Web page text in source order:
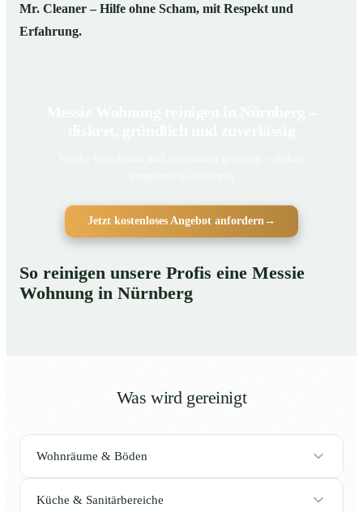
Mr. Cleaner – Hilfe ohne Scham, mit Respekt und
Erfahrung.
Jetzt kostenloses Angebot anfordern→
So reinigen unsere Profis eine Messie
Wohnung in Nürnberg
Was wird gereinigt
Wohnräume & Böden
Küche & Sanitärbereiche